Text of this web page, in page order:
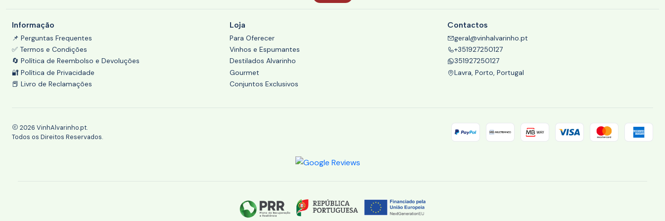
Informação
📌 Perguntas Frequentes
✅ Termos e Condições
🔄 Política de Reembolso e Devoluções
🔐 Política de Privacidade
📕 Livro de Reclamações
Loja
Para Oferecer
Vinhos e Espumantes
Destilados Alvarinho
Gourmet
Conjuntos Exclusivos
Contactos
geral@vinhalvarinho.pt
+351927250127
351927250127
Lavra, Porto, Portugal
2026 VinhAlvarinho.pt.
Todos os Direitos Reservados.